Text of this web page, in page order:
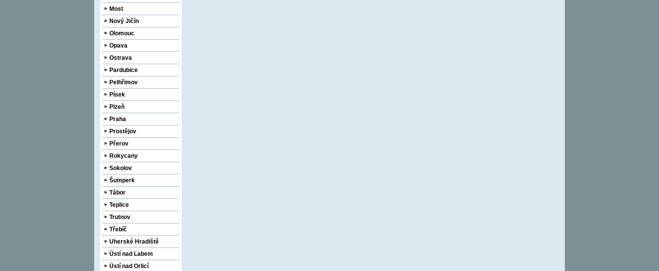
Most
Nový Jičín
Olomouc
Opava
Ostrava
Pardubice
Pelhřimov
Písek
Plzeň
Praha
Prostějov
Přerov
Rokycany
Sokolov
Šumperk
Tábor
Teplice
Trutnov
Třebíč
Uherské Hradiště
Ústí nad Labem
Ústí nad Orlicí